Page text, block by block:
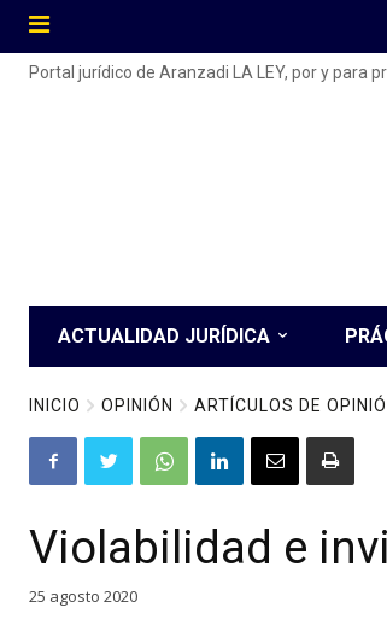
Portal jurídico de Aranzadi LA LEY, por y para
ACTUALIDAD JURÍDICA
INICIO OPINIÓN ARTÍCULOS DE
Violabilidad e
25 agosto 2020